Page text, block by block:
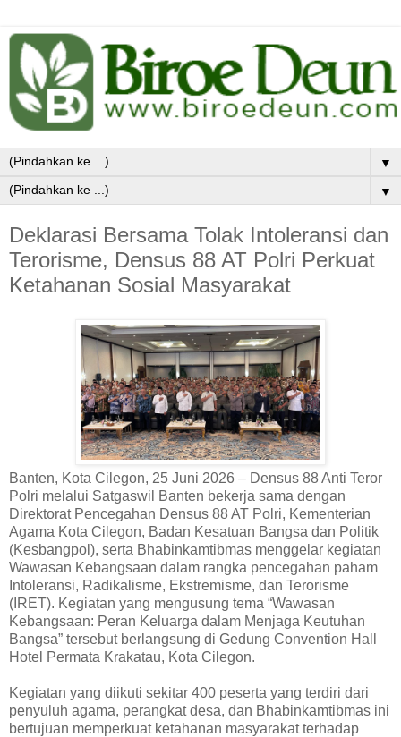
▼
▼
Deklarasi Bersama Tolak Intoleransi dan
Terorisme, Densus 88 AT Polri Perkuat
Ketahanan Sosial Masyarakat
Banten, Kota Cilegon, 25 Juni 2026 – Densus 88 Anti Teror
Polri melalui Satgaswil Banten bekerja sama dengan
Direktorat Pencegahan Densus 88 AT Polri, Kementerian
Agama Kota Cilegon, Badan Kesatuan Bangsa dan Politik
(Kesbangpol), serta Bhabinkamtibmas menggelar kegiatan
Wawasan Kebangsaan dalam rangka pencegahan paham
Intoleransi, Radikalisme, Ekstremisme, dan Terorisme
(IRET). Kegiatan yang mengusung tema “Wawasan
Kebangsaan: Peran Keluarga dalam Menjaga Keutuhan
Bangsa” tersebut berlangsung di Gedung Convention Hall
Hotel Permata Krakatau, Kota Cilegon.
Kegiatan yang diikuti sekitar 400 peserta yang terdiri dari
penyuluh agama, perangkat desa, dan Bhabinkamtibmas ini
bertujuan memperkuat ketahanan masyarakat terhadap